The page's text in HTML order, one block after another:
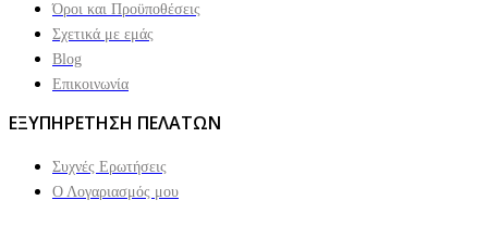
Όροι και Προϋποθέσεις
Σχετικά με εμάς
Blog
Επικοινωνία
ΕΞΥΠΗΡΕΤΗΣΗ ΠΕΛΑΤΩΝ
Συχνές Ερωτήσεις
Ο Λογαριασμός μου